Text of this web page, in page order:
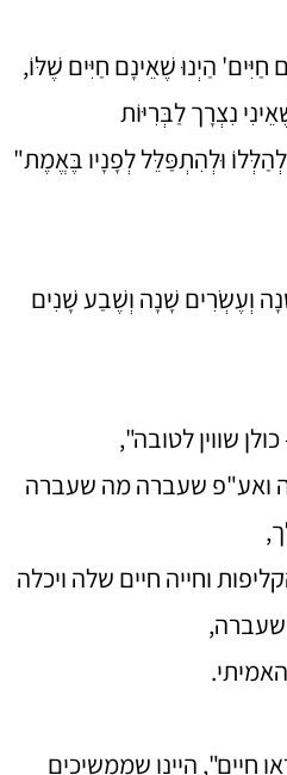
חַיִּים' הַיְנוּ שֶׁאֵינָם חַיִּים שֶׁלּוֹ,
נִצְרָך לַבְּרִיּוֹת
לְהַלְּלוֹ וּלְהִתְפַּלֵּל לְפָנָיו בֶּאֱמֶת"
וְעֶשְׂרִים שָׁנָה וְשֶׁבַע שָׁנִים
שווין לטובה",
ואע"פ שעברה מה שעברה
וחייה חיים שלה ויכלה
שעברה,
חיים", היינו שממשיכים